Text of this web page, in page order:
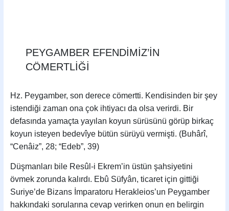
PEYGAMBER EFENDİMİZ’İN
CÖMERTLİĞİ
Hz. Peygamber, son derece cömertti. Kendisinden bir şey
istendiği zaman ona çok ihtiyacı da olsa verirdi. Bir
defasında yamaçta yayılan koyun sürüsünü görüp birkaç
koyun isteyen bedevîye bütün sürüyü vermişti. (Buhârî,
“Cenâiz”, 28; “Edeb”, 39)
Düşmanları bile Resûl-i Ekrem’in üstün şahsiyetini
övmek zorunda kalırdı. Ebû Süfyân, ticaret için gittiği
Suriye’de Bizans İmparatoru Herakleios’un Peygamber
hakkındaki sorularına cevap verirken onun en belirgin